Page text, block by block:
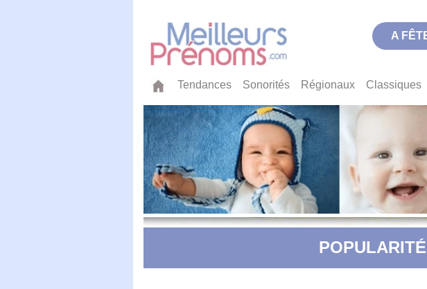
A
Tendances Sonorités Régionaux Classiques